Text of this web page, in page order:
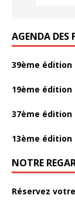
AGENDA DES
39ème édition
19ème édition
37ème édition
13ème édition
NOTRE
Réservez